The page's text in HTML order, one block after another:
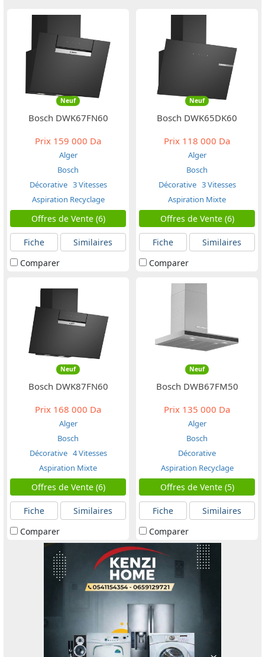
Neuf
Bosch DWK67FN60
Prix 159 000 Da
Alger
Bosch
Décorative 3 Vitesses
Aspiration Recyclage
Offres de Vente (6)
Fiche
Similaires
Comparer
Neuf
Bosch DWK65DK60
Prix 118 000 Da
Alger
Bosch
Décorative 3 Vitesses
Aspiration Mixte
Offres de Vente (6)
Fiche
Similaires
Comparer
Neuf
Bosch DWK87FN60
Prix 168 000 Da
Alger
Bosch
Décorative 4 Vitesses
Aspiration Mixte
Offres de Vente (6)
Fiche
Similaires
Comparer
Neuf
Bosch DWB67FM50
Prix 135 000 Da
Alger
Bosch
Décorative
Aspiration Recyclage
Offres de Vente (5)
Fiche
Similaires
Comparer